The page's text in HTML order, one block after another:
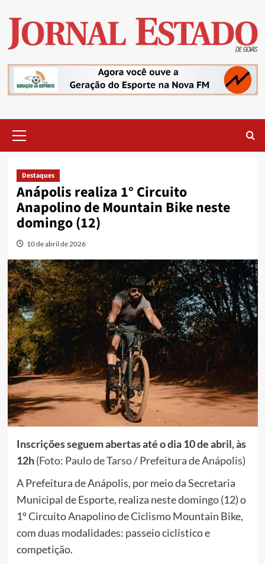
content
Menu
Destaques
Anápolis realiza 1° Circuito
Anapolino de Mountain Bike neste
domingo (12)
10 de abril de 2026
Inscrições seguem abertas até o dia 10 de abril, às
12h (Foto: Paulo de Tarso / Prefeitura de Anápolis)
A Prefeitura de Anápolis, por meio da Secretaria
Municipal de Esporte, realiza neste domingo (12) o
1º Circuito Anapolino de Ciclismo Mountain Bike,
com duas modalidades: passeio ciclístico e
competição.